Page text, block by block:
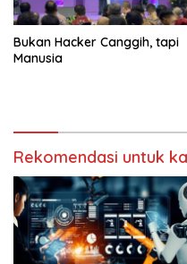
Bukan Hacker Canggih, tapi
Manusia
Rekomendasi untuk